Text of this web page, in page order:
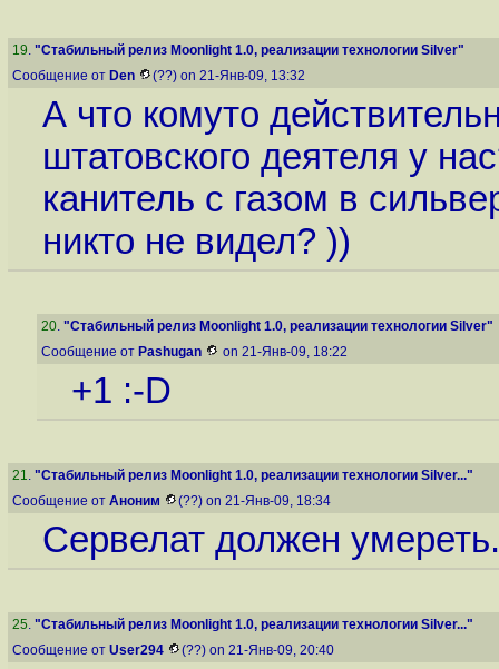
19. "Стабильный релиз Moonlight 1.0, реализации технологии Silver"
Сообщение от Den (??) on 21-Янв-09, 13:32
А что комуто
штатовского деятеля у
канитель с газом в
никто не видел? ))
20. "Стабильный релиз Moonlight 1.0, реализации технологии Silver"
Сообщение от Pashugan on 21-Янв-09, 18:22
+1 :-D
21. "Стабильный релиз Moonlight 1.0, реализации технологии Silver..."
Сообщение от Аноним (??) on 21-Янв-09, 18:34
Сервелат должен
25. "Стабильный релиз Moonlight 1.0, реализации технологии Silver..."
Сообщение от User294 (??) on 21-Янв-09, 20:40